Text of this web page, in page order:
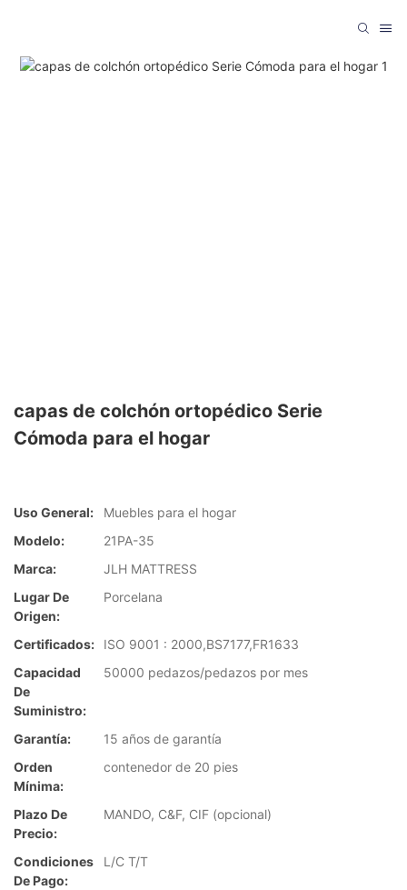
capas de colchón ortopédico Serie
Cómoda para el hogar
Uso General:
Muebles para el hogar
Modelo:
21PA-35
Marca:
JLH MATTRESS
Lugar De
Origen:
Porcelana
Certificados:
ISO 9001 : 2000,BS7177,FR1633
Capacidad
De
Suministro:
50000 pedazos/pedazos por mes
Garantía:
15 años de garantía
Orden
Mínima:
contenedor de 20 pies
Plazo De
Precio:
MANDO, C&F, CIF (opcional)
Condiciones
De Pago:
L/C T/T